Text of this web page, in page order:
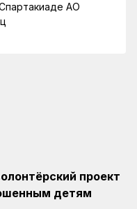
АО
проект
детям